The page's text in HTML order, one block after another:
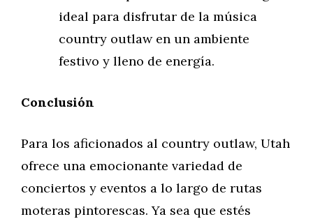
ideal para disfrutar de la música
country outlaw en un ambiente
festivo y lleno de energía.
Conclusión
Para los aficionados al country outlaw, Utah
ofrece una emocionante variedad de
conciertos y eventos a lo largo de rutas
moteras pintorescas. Ya sea que estés